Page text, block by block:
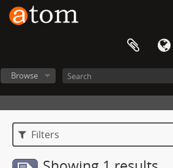
Browse
Filters